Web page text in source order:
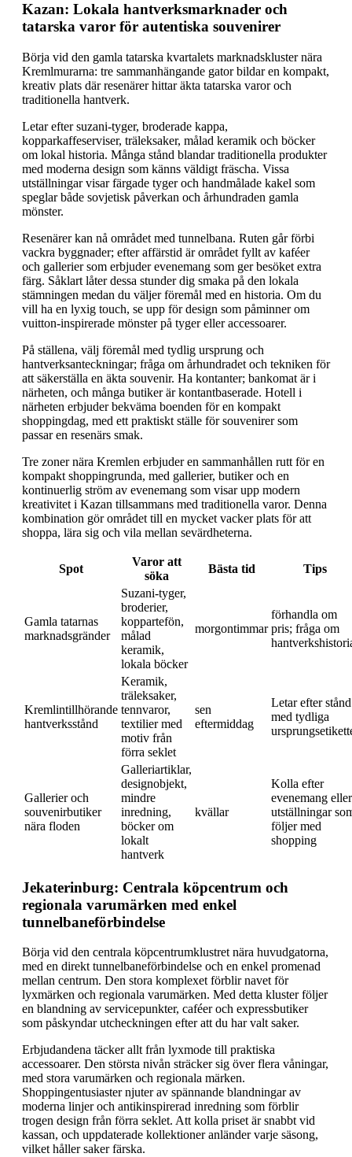
Kazan: Lokala hantverksmarknader och
tatarska varor för autentiska souvenirer
Börja vid den gamla tatarska kvartalets marknadskluster nära
Kremlmurarna: tre sammanhängande gator bildar en kompakt,
kreativ plats där resenärer hittar äkta tatarska varor och
traditionella hantverk.
Letar efter suzani-tyger, broderade kappa,
kopparkaffeserviser, träleksaker, målad keramik och böcker
om lokal historia. Många stånd blandar traditionella produkter
med moderna design som känns väldigt fräscha. Vissa
utställningar visar färgade tyger och handmålade kakel som
speglar både sovjetisk påverkan och århundraden gamla
mönster.
Resenärer kan nå området med tunnelbana. Ruten går förbi
vackra byggnader; efter affärstid är området fyllt av kaféer
och gallerier som erbjuder evenemang som ger besöket extra
färg. Såklart låter dessa stunder dig smaka på den lokala
stämningen medan du väljer föremål med en historia. Om du
vill ha en lyxig touch, se upp för design som påminner om
vuitton-inspirerade mönster på tyger eller accessoarer.
På ställena, välj föremål med tydlig ursprung och
hantverksanteckningar; fråga om århundradet och tekniken för
att säkerställa en äkta souvenir. Ha kontanter; bankomat är i
närheten, och många butiker är kontantbaserade. Hotell i
närheten erbjuder bekväma boenden för en kompakt
shoppingdag, med ett praktiskt ställe för souvenirer som
passar en resenärs smak.
Tre zoner nära Kremlen erbjuder en sammanhållen rutt för en
kompakt shoppingrunda, med gallerier, butiker och en
kontinuerlig ström av evenemang som visar upp modern
kreativitet i Kazan tillsammans med traditionella varor. Denna
kombination gör området till en mycket vacker plats för att
shoppa, lära sig och vila mellan sevärdheterna.
Spot
Varor att
söka
Bästa tid Tips
Gamla tatarnas
marknadsgränder
Suzani-tyger,
broderier,
koppartefön,
målad
keramik,
lokala böcker
morgontimmar
förhandla om
pris; fråga om
Kremlintillhörande
hantverksstånd
Keramik,
träleksaker,
tennvaror,
textilier med
motiv från
förra seklet
sen
eftermiddag
Letar efter stånd
med tydliga
Gallerier och
souvenirbutiker
nära floden
Galleriartiklar,
designobjekt,
mindre
inredning,
böcker om
lokalt
hantverk
kvällar
Kolla efter
evenemang eller
utställningar
följer med
shopping
Jekaterinburg: Centrala köpcentrum och
regionala varumärken med enkel
tunnelbaneförbindelse
Börja vid den centrala köpcentrumklustret nära huvudgatorna,
med en direkt tunnelbaneförbindelse och en enkel promenad
mellan centrum. Den stora komplexet förblir navet för
lyxmärken och regionala varumärken. Med detta kluster följer
en blandning av servicepunkter, caféer och expressbutiker
som påskyndar utcheckningen efter att du har valt saker.
Erbjudandena täcker allt från lyxmode till praktiska
accessoarer. Den största nivån sträcker sig över flera våningar,
med stora varumärken och regionala märken.
Shoppingentusiaster njuter av spännande blandningar av
moderna linjer och antikinspirerad inredning som förblir
trogen design från förra seklet. Att kolla priset är snabbt vid
kassan, och uppdaterade kollektioner anländer varje säsong,
vilket håller saker färska.